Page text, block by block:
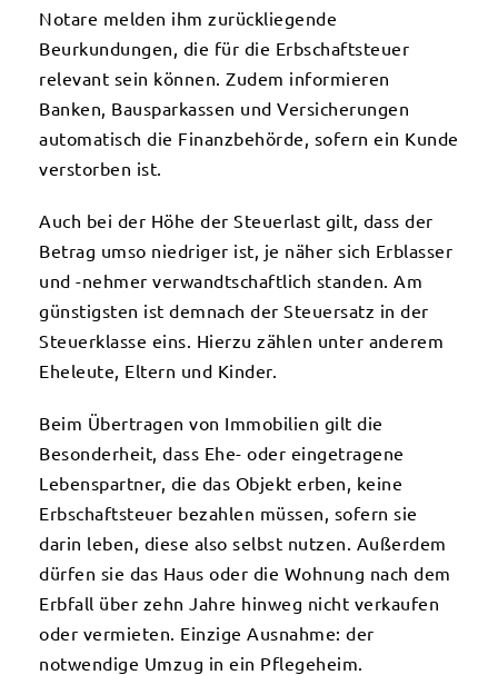
Notare melden ihm zurückliegende
Beurkundungen, die für die Erbschaftsteuer
relevant sein können. Zudem informieren
Banken, Bausparkassen und Versicherungen
automatisch die Finanzbehörde, sofern ein Kunde
verstorben ist.
Auch bei der Höhe der Steuerlast gilt, dass der
Betrag umso niedriger ist, je näher sich Erblasser
und -nehmer verwandtschaftlich standen. Am
günstigsten ist demnach der Steuersatz in der
Steuerklasse eins. Hierzu zählen unter anderem
Eheleute, Eltern und Kinder.
Beim Übertragen von Immobilien gilt die
Besonderheit, dass Ehe- oder eingetragene
Lebenspartner, die das Objekt erben, keine
Erbschaftsteuer bezahlen müssen, sofern sie
darin leben, diese also selbst nutzen. Außerdem
dürfen sie das Haus oder die Wohnung nach dem
Erbfall über zehn Jahre hinweg nicht verkaufen
oder vermieten. Einzige Ausnahme: der
notwendige Umzug in ein Pflegeheim.